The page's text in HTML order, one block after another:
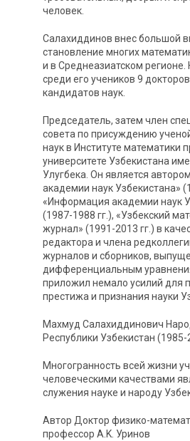
человек.
Салахиддинов внес большой
становление многих
и в Среднеазиатском регионе.
среди его учеников 9
кандидатов наук.
Председатель, затем член
совета по присуждению
наук в Институте математики
университете Узбекистана
Улугбека. Он является
академии наук Узбекистана»
«Информация академии наук
(1987-1988 гг.), «Узбекский
журнал» (1991-2013 гг.) в
редактора и члена
журналов и сборников,
дифференциальным
приложил немало усилий для
престижа и признания науки
Махмуд Салахиддинович
Республики Узбекистан (1985-
Многогранность всей жизни
человеческими качествами
служения науке и народу
Автор Доктор физико-
профессор А.K. Уринов